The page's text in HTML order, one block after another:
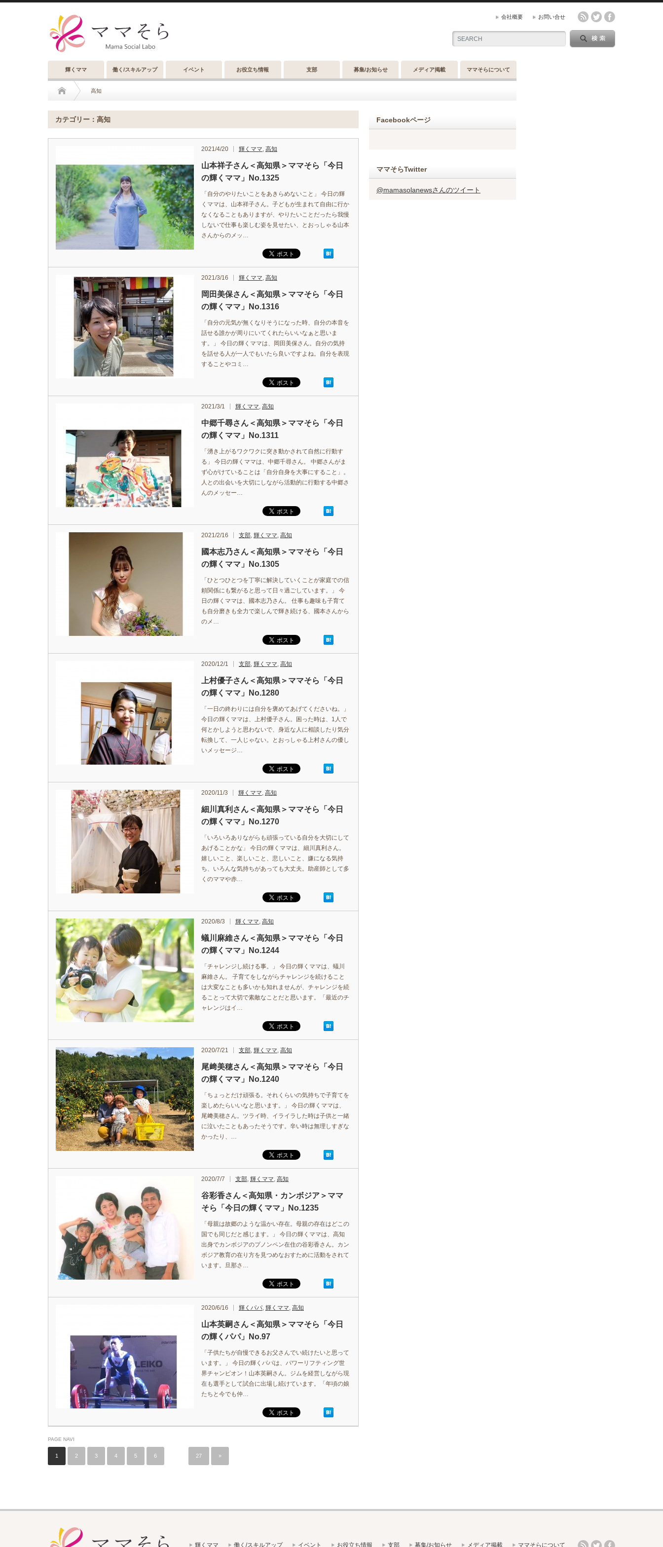
会社概要 お問い合せ
輝くママ 働く/スキルアップ イベント お役立ち情報 支部 募集/お知らせ メディア掲載 ママそらについて
高知
カテゴリー：高知
2021/4/20 輝くママ, 高知
山本祥子さん＜高知県＞ママそら「今日
の輝くママ」No.1325
「自分のやりたいことをあきらめないこと」 今日の輝
くママは、山本祥子さん。子どもが生まれて自由に行か
なくなることもありますが、やりたいことだったら我慢
しないで仕事も楽しむ姿を見せたい、とおっしゃる山本
さんからのメッ…
2021/3/16 輝くママ, 高知
岡田美保さん＜高知県＞ママそら「今日
の輝くママ」No.1316
「自分の元気が無くなりそうになった時、自分の本音を
話せる誰かが周りにいてくれたらいいなぁと思いま
す。」 今日の輝くママは、岡田美保さん。自分の気持
を話せる人が一人でもいたら良いですよね。自分を表現
することやコミ…
2021/3/1 輝くママ, 高知
中郷千尋さん＜高知県＞ママそら「今日
の輝くママ」No.1311
「湧き上がるワクワクに突き動かされて自然に行動す
る」 今日の輝くママは、中郷千尋さん。 中郷さんがま
ず心がけていることは「自分自身を大事にすること」。
人との出会いを大切にしながら活動的に行動する中郷さ
んのメッセー…
2021/2/16 支部, 輝くママ, 高知
國本志乃さん＜高知県＞ママそら「今日
の輝くママ」No.1305
「ひとつひとつを丁寧に解決していくことが家庭での信
頼関係にも繋がると思って日々過ごしています。」 今
日の輝くママは、國本志乃さん。 仕事も趣味も子育て
も自分磨きも全力で楽しんで輝き続ける、國本さんから
のメ…
2020/12/1 支部, 輝くママ, 高知
上村優子さん＜高知県＞ママそら「今日
の輝くママ」No.1280
「一日の終わりには自分を褒めてあげてくださいね。」
今日の輝くママは、上村優子さん。困った時は、1人で
何とかしようと思わないで、身近な人に相談したり気分
転換して、一人じゃない。とおっしゃる上村さんの優し
いメッセージ…
2020/11/3 輝くママ, 高知
細川真利さん＜高知県＞ママそら「今日
の輝くママ」No.1270
「いろいろありながらも頑張っている自分を大切にして
あげることかな」 今日の輝くママは、細川真利さん。
嬉しいこと、楽しいこと、悲しいこと、嫌になる気持
ち、いろんな気持ちがあっても大丈夫。助産師として多
くのママや赤…
2020/8/3 輝くママ, 高知
蟻川麻維さん＜高知県＞ママそら「今日
の輝くママ」No.1244
「チャレンジし続ける事。」 今日の輝くママは、蟻川
麻維さん。 子育てをしながらチャレンジを続けること
は大変なことも多いかも知れませんが、チャレンジを続
ることって大切で素敵なことだと思います。「最近のチ
ャレンジはイ…
2020/7/21 支部, 輝くママ, 高知
尾﨑美穂さん＜高知県＞ママそら「今日
の輝くママ」No.1240
「ちょっとだけ頑張る。それくらいの気持ちで子育てを
楽しめたらいいなと思います。」 今日の輝くママは、
尾﨑美穂さん。ツライ時、イライラした時は子供と一緒
に泣いたこともあったそうです。辛い時は無理しすぎな
かったり、…
2020/7/7 支部, 輝くママ, 高知
谷彩香さん＜高知県・カンボジア＞ママ
そら「今日の輝くママ」No.1235
「母親は故郷のような温かい存在。母親の存在はどこの
国でも同じだと感じます。」 今日の輝くママは、高知
出身でカンボジアのプノンペン在住の谷彩香さん。カン
ボジア教育の在り方を見つめなおすために活動をされて
います。旦那さ…
2020/6/16 輝くパパ, 輝くママ, 高知
山本英嗣さん＜高知県＞ママそら「今日
の輝くパパ」No.97
「子供たちが自慢できるお父さんでい続けたいと思って
います。」 今日の輝くパパは、パワーリフティング世
界チャンピオン！山本英嗣さん。ジムを経営しながら現
在も選手として試合に出場し続けています。「年頃の娘
たちと今でも仲…
PAGE NAVI
1 2 3 4 5 6 27 »
Facebookページ
ママそらTwitter
@mamasolanewsさんのツイート
輝くママ 働く/スキルアップ イベント お役立ち情報 支部 募集/お知らせ メディア掲載 ママそらについて